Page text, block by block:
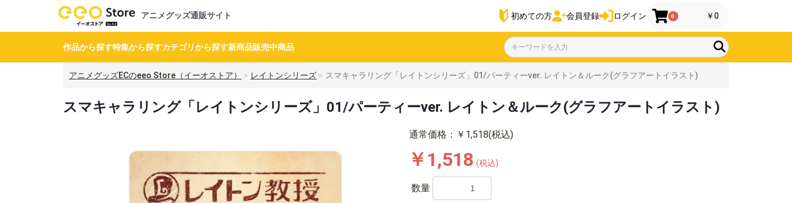
アニメグッズ通販サイト 初めての方 会員登録 ログイン 0 ￥0
作品から探す特集から探すカテゴリから探す新商品販売中商品
アニメグッズECのeeo Store（イーオストア） レイトンシリーズ スマキャラリング「レイトンシリーズ」01/パーティーver. レイトン＆ルーク(グラフアートイラスト)
スマキャラリング「レイトンシリーズ」01/パーティーver. レイトン＆ルーク(グラフアートイラスト)
通常価格：￥1,518(税込)
￥1,518 (税込)
数量